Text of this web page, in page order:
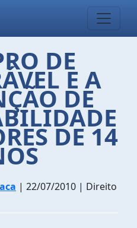
DE
E A
DE
DE 14
| 22/07/2010 | Direito